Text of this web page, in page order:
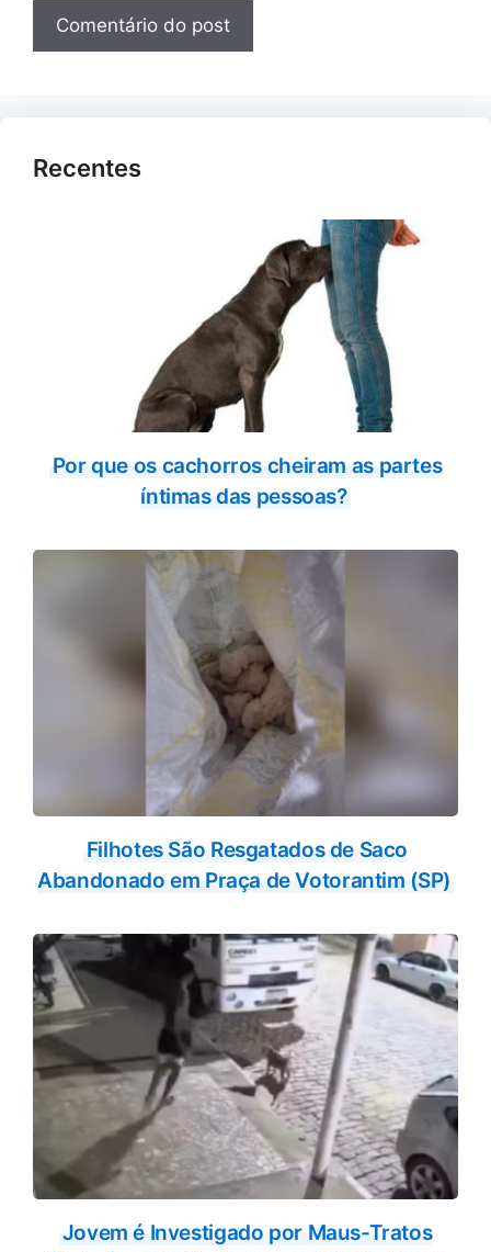
Recentes
Por que os cachorros cheiram as partes
íntimas das pessoas?
Filhotes São Resgatados de Saco
Abandonado em Praça de Votorantim (SP)
Jovem é Investigado por Maus-Tratos